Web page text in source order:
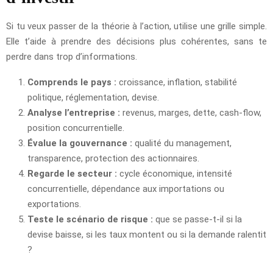
Si tu veux passer de la théorie à l’action, utilise une grille simple.
Elle t’aide à prendre des décisions plus cohérentes, sans te
perdre dans trop d’informations.
Comprends le pays : croissance, inflation, stabilité
politique, réglementation, devise.
Analyse l’entreprise : revenus, marges, dette, cash-flow,
position concurrentielle.
Évalue la gouvernance : qualité du management,
transparence, protection des actionnaires.
Regarde le secteur : cycle économique, intensité
concurrentielle, dépendance aux importations ou
exportations.
Teste le scénario de risque : que se passe-t-il si la
devise baisse, si les taux montent ou si la demande ralentit
?